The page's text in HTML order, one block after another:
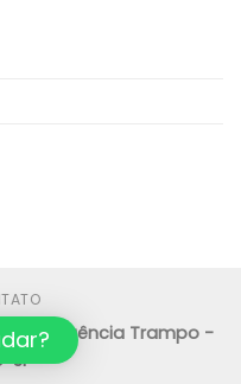
pela Agência Trampo -
SP